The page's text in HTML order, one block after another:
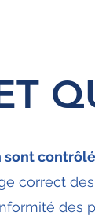
correct
des